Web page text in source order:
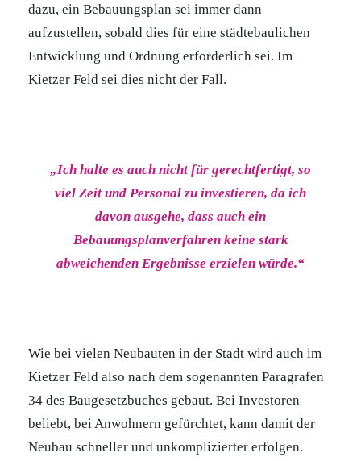
dazu, ein Bebauungsplan sei immer dann
aufzustellen, sobald dies für eine städtebaulichen
Entwicklung und Ordnung erforderlich sei. Im
Kietzer Feld sei dies nicht der Fall.
„Ich halte es auch nicht für gerechtfertigt, so
viel Zeit und Personal zu investieren, da ich
davon ausgehe, dass auch ein
Bebauungsplanverfahren keine stark
abweichenden Ergebnisse erzielen würde.“
Wie bei vielen Neubauten in der Stadt wird auch im
Kietzer Feld also nach dem sogenannten Paragrafen
34 des Baugesetzbuches gebaut. Bei Investoren
beliebt, bei Anwohnern gefürchtet, kann damit der
Neubau schneller und unkomplizierter erfolgen.